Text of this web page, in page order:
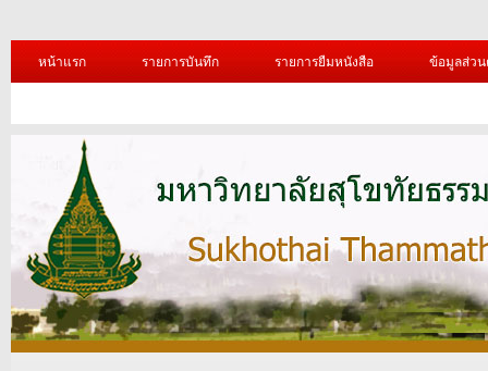
หน้าแรก รายการบันทึก รายการยืมหนังสือ ข้อมูลส่ว